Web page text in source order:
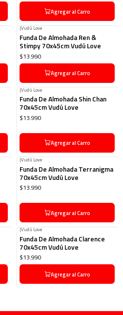
Agregar al Carro
|Vudú Love
Funda De Almohada Ren &
Stimpy 70x45cm Vudú Love
$13.990
Agregar al Carro
|Vudú Love
Funda De Almohada Shin Chan
70x45cm Vudú Love
$13.990
Agregar al Carro
|Vudú Love
Funda De Almohada Terranigma
70x45cm Vudú Love
$13.990
Agregar al Carro
|Vudú Love
Funda De Almohada Clarence
70x45cm Vudú Love
$13.990
Agregar al Carro